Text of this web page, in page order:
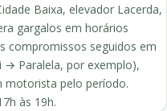
Baixa, elevador Lacerda,
gargalos em horários
compromissos seguidos em
→ Paralela, por exemplo),
motorista pelo período.
às 19h.